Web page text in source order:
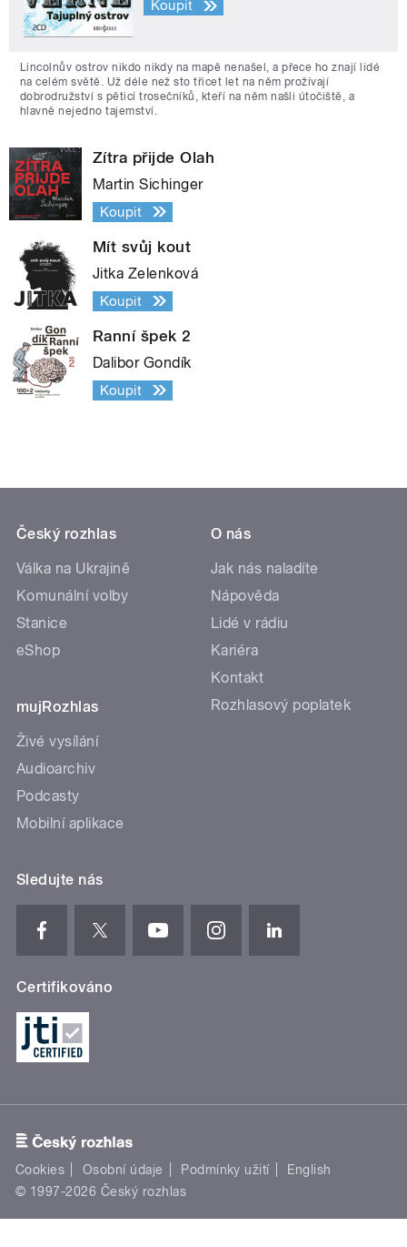
Koupit
Lincolnův ostrov nikdo nikdy na mapě nenašel, a přece ho znají lidé
na celém světě. Už déle než sto třicet let na něm prožívají
dobrodružství s pěticí trosečníků, kteří na něm našli útočiště, a
hlavně nejedno tajemství.
Zítra přijde Olah
Martin Sichinger
Koupit
Mít svůj kout
Jitka Zelenková
Koupit
Ranní špek 2
Dalibor Gondík
Koupit
Český rozhlas
Válka na Ukrajině
Komunální volby
Stanice
eShop
mujRozhlas
Živé vysílání
Audioarchiv
Podcasty
Mobilní aplikace
O nás
Jak nás naladíte
Nápověda
Lidé v rádiu
Kariéra
Kontakt
Rozhlasový poplatek
Sledujte nás
Certifikováno
Cookies Osobní údaje Podmínky užití
English
© 1997-2026 Český rozhlas